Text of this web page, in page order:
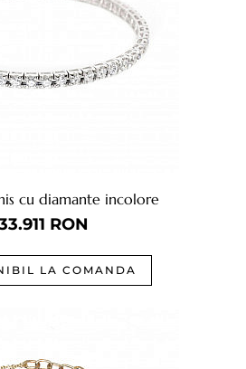
cu diamante incolore
RON
LA COMANDA